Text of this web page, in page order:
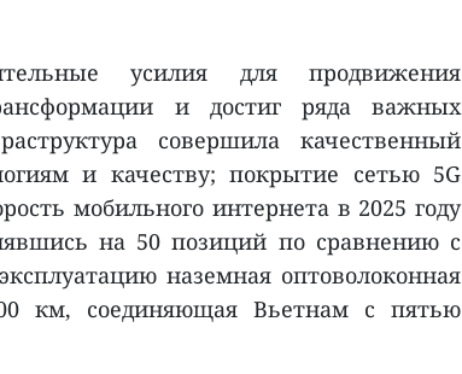
усилия для продвижения
и достиг ряда важных
совершила качественный
и качеству; покрытие сетью 5G
мобильного интернета в 2025 году
на 50 позиций по сравнению с
наземная оптоволоконная
км, соединяющая Вьетнам с пятью